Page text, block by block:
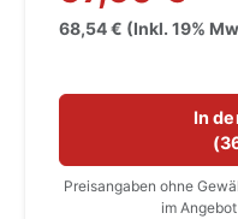
68,54 € (Inkl. 19%
In
(
Preisangaben ohne
im